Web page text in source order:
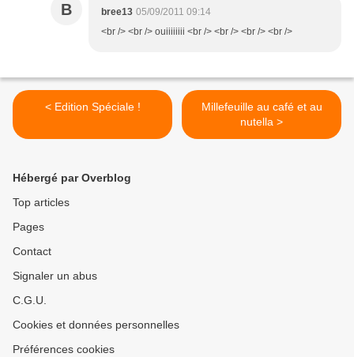
B bree13 05/09/2011 09:14
<br /> <br /> ouiiiiiiii <br /> <br /> <br /> <br />
< Edition Spéciale !
Millefeuille au café et au
nutella >
Hébergé par Overblog
Top articles
Pages
Contact
Signaler un abus
C.G.U.
Cookies et données personnelles
Préférences cookies